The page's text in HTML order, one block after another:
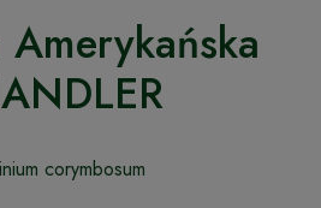
corymbosum